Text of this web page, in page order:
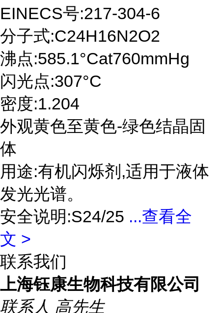
EINECS号:217-304-6
分子式:C24H16N2O2
沸点:585.1°Cat760mmHg
闪光点:307°C
密度:1.204
外观黄色至黄色-绿色结晶固
体
用途:有机闪烁剂,适用于液体
发光光谱。
安全说明:S24/25 ...查看全
文 >
联系我们
上海钰康生物科技有限公司
联系人 高先生